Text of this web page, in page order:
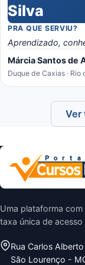
PRA QUE SERVIU?
Aprendizado,
Márcia Santos de
Duque de Caxias · Rio
Ver
Uma plataforma
taxa única de acesso
Rua Carlos
São Lourenço -